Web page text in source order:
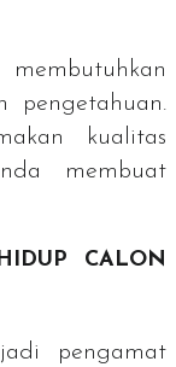
pengetahuan.
kualitas
membuat
CALON
pengamat